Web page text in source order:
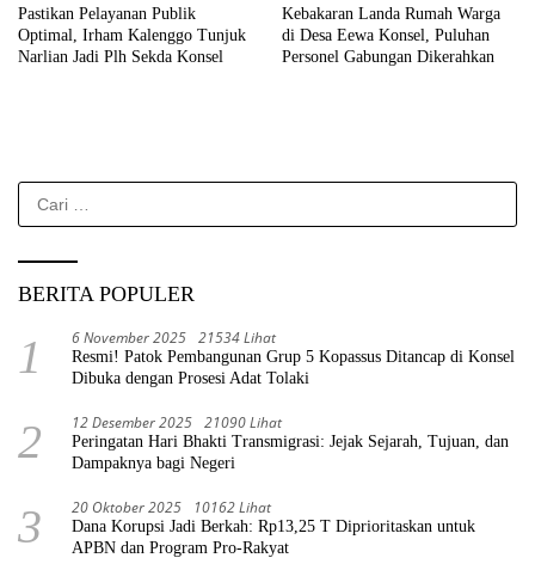
Pastikan Pelayanan Publik
Optimal, Irham Kalenggo Tunjuk
Narlian Jadi Plh Sekda Konsel
Kebakaran Landa Rumah Warga
di Desa Eewa Konsel, Puluhan
Personel Gabungan Dikerahkan
Cari
untuk:
BERITA POPULER
1 6 November 2025 21534 Lihat
Resmi! Patok Pembangunan Grup 5 Kopassus Ditancap di Konsel
Dibuka dengan Prosesi Adat Tolaki
2 12 Desember 2025 21090 Lihat
Peringatan Hari Bhakti Transmigrasi: Jejak Sejarah, Tujuan, dan
Dampaknya bagi Negeri
3 20 Oktober 2025 10162 Lihat
Dana Korupsi Jadi Berkah: Rp13,25 T Diprioritaskan untuk
APBN dan Program Pro-Rakyat